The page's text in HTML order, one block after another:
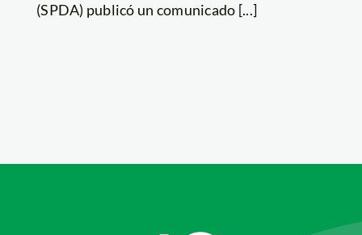
(SPDA) publicó un comunicado [...]